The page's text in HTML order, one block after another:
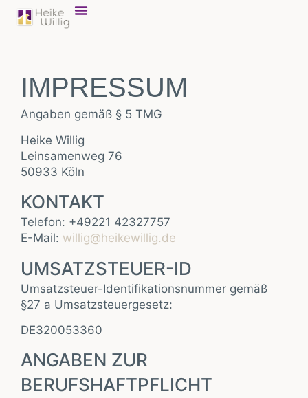
IMPRESSUM
Angaben gemäß § 5 TMG
Heike Willig
Leinsamenweg 76
50933 Köln
KONTAKT
Telefon: +49221 42327757
E-Mail: willig@heikewillig.de
UMSATZSTEUER-ID
Umsatzsteuer-Identifikationsnummer gemäß
§27 a Umsatzsteuergesetz:
DE320053360
ANGABEN ZUR
BERUFSHAFTPFLICHT